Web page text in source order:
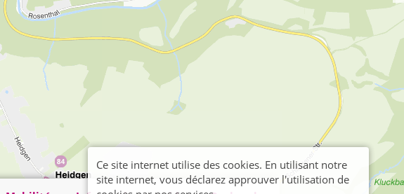
Ce site internet utilise des cookies. En utilisant notre
site internet, vous déclarez approuver l'utilisation de